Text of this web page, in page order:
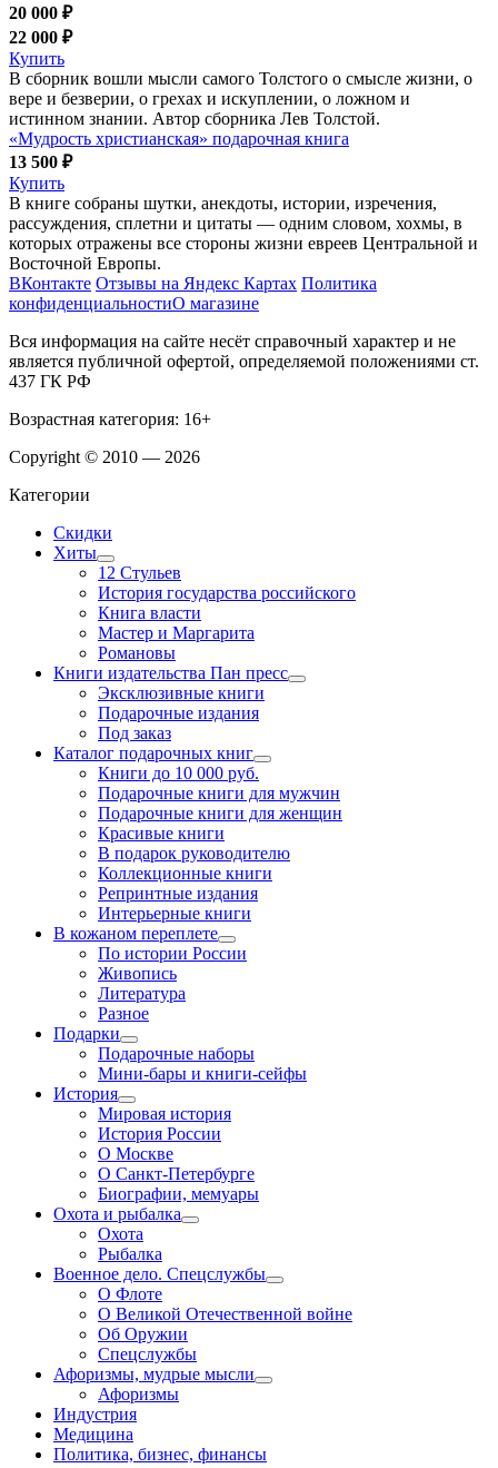
20 000 ₽
22 000 ₽
Купить
В сборник вошли мысли самого Толстого о смысле жизни, о
вере и безверии, о грехах и искуплении, о ложном и
истинном знании. Автор сборника Лев Толстой.
«Мудрость христианская» подарочная книга
13 500 ₽
Купить
В книге собраны шутки, анекдоты, истории, изречения,
рассуждения, сплетни и цитаты — одним словом, хохмы, в
которых отражены все стороны жизни евреев Центральной и
Восточной Европы.
ВКонтакте Отзывы на Яндекс Картах Политика
конфиденциальностиО магазине
Вся информация на сайте несёт справочный характер и не
является публичной офертой, определяемой положениями ст.
437 ГК РФ
Возрастная категория: 16+
Copyright © 2010 — 2026
Категории
Скидки
Хиты
12 Стульев
История государства российского
Книга власти
Мастер и Маргарита
Романовы
Книги издательства Пан пресс
Эксклюзивные книги
Подарочные издания
Под заказ
Каталог подарочных книг
Книги до 10 000 руб.
Подарочные книги для мужчин
Подарочные книги для женщин
Красивые книги
В подарок руководителю
Коллекционные книги
Репринтные издания
Интерьерные книги
В кожаном переплете
По истории России
Живопись
Литература
Разное
Подарки
Подарочные наборы
Мини-бары и книги-сейфы
История
Мировая история
История России
О Москве
О Санкт-Петербурге
Биографии, мемуары
Охота и рыбалка
Охота
Рыбалка
Военное дело. Спецслужбы
О Флоте
О Великой Отечественной войне
Об Оружии
Спецслужбы
Афоризмы, мудрые мысли
Афоризмы
Индустрия
Медицина
Политика, бизнес, финансы